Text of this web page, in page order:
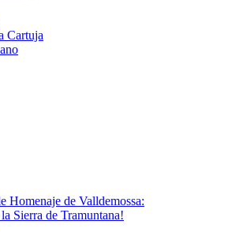
Cartuja
Homenaje de Valldemossa:
Sierra de Tramuntana!